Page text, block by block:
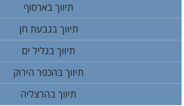
תיווך בארסוף
תיווך בגבעת חן
תיווך בגליל ים
תיווך בהכפר הירוק
תיווך בהרצליה